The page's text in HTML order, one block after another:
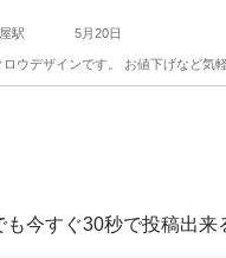
駅 5月20日
ウデザインです。 お値下げなど気
も今すぐ30秒で投稿出来